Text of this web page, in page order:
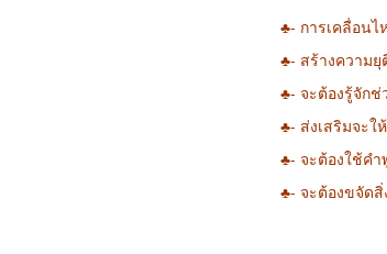
♣- การเคลื่อน
♣- สร้างความ
♣- จะต้องรู้จัก
♣- ส่งเสริมจะใ
♣- จะต้องใช้ค
♣- จะต้องขจัด